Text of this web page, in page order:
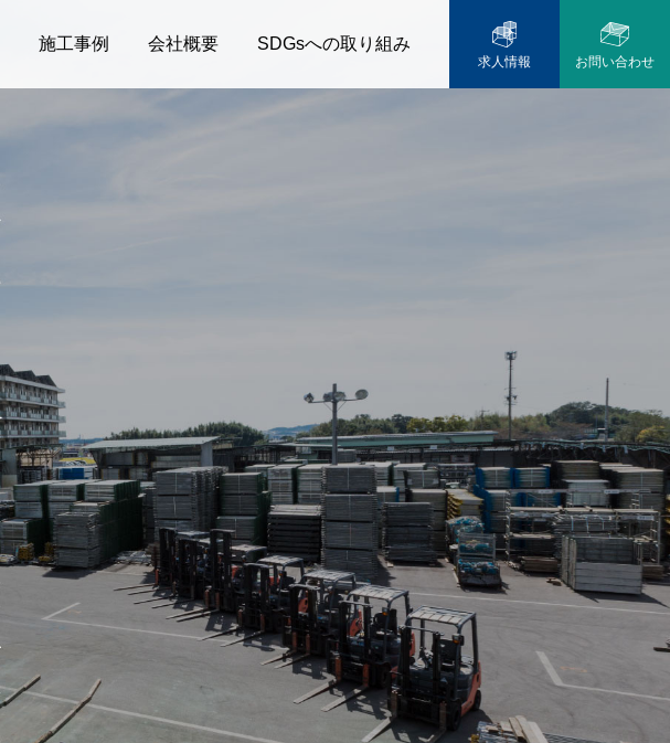
施工事例 会社概要 SDGsへの取り組み
求人情報 お問い合わせ